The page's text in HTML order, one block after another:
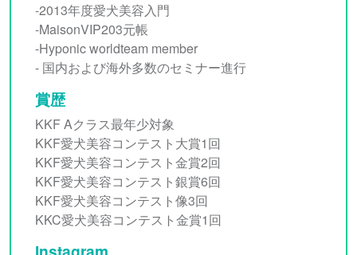
-2013年度愛⽝美容⼊⾨
-MaisonVIP203元帳
-Hyponic worldteam member
- 国内および海外多数のセミナー進⾏
賞歴
KKF Aクラス最年少対象
KKF愛⽝美容コンテスト⼤賞1回
KKF愛⽝美容コンテスト⾦賞2回
KKF愛⽝美容コンテスト銀賞6回
KKF愛⽝美容コンテスト像3回
KKC愛⽝美容コンテスト⾦賞1回